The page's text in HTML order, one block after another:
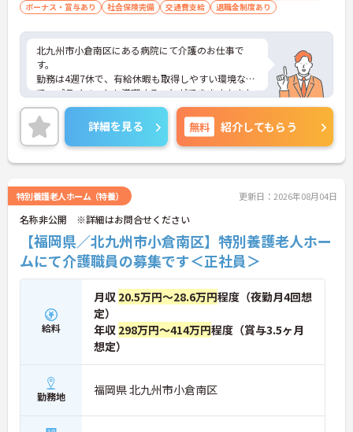
ボーナス・賞与あり
社会保険完備 交通費支給 退職金制度あり
北九州市小倉南区にある病院にて介護のお仕事で
す。
勤務は4週7休で、有給休暇も取得しやすい環境なの
で、プライベートも満喫することができます！また
賞与4.7ヶ月分支給実績もあり、頑張りがしっかりと
反映されるのもおすすめしたいポイントのひとつで
す♪
ご興味がある方は是非一度マイナビまでお問い合わ
せください。さらに詳細などお伝えします！
詳細を見る 無料 紹介してもらう
特別養護老人ホーム（特養） 更新日：2026年08月04日
名称非公開 ※詳細はお問合せください
【福岡県／北九州市小倉南区】特別養護老人ホー
ムにて介護職員の募集です＜正社員＞
給料
月収 20.5万円～28.6万円程度（夜勤月4回想
定）
年収 298万円～414万円程度（賞与3.5ヶ月
想定）
勤務地 福岡県 北九州市小倉南区